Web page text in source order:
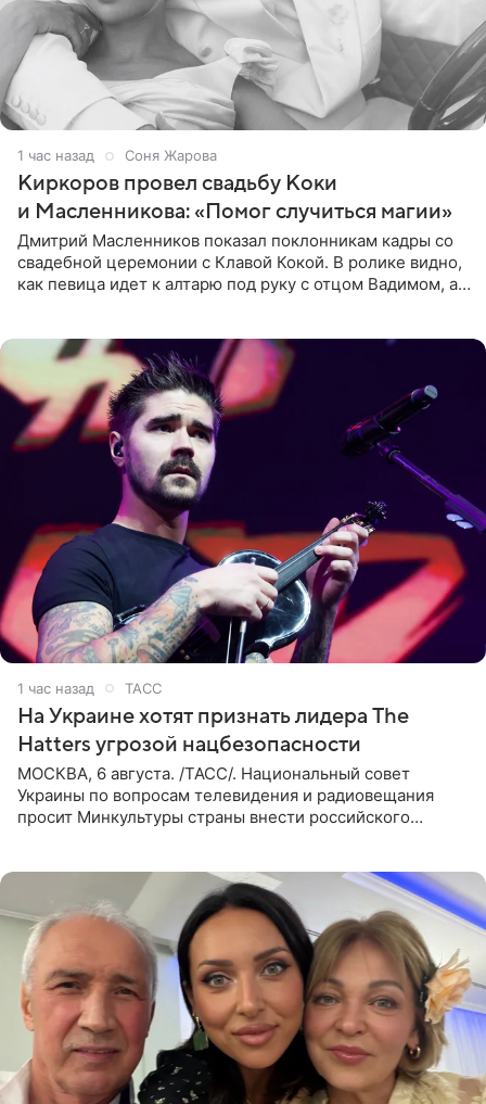
1 час назад Соня Жарова
Киркоров провел свадьбу Коки
и Масленникова: «Помог случиться магии»
Дмитрий Масленников показал поклонникам кадры со
свадебной церемонии с Клавой Кокой. В ролике видно,
как певица идет к алтарю под руку с отцом Вадимом, а у
1 час назад ТАСС
На Украине хотят признать лидера The
Hatters угрозой нацбезопасности
МОСКВА, 6 августа. /ТАСС/. Национальный совет
Украины по вопросам телевидения и радиовещания
просит Минкультуры страны внести российского